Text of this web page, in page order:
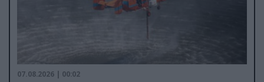
07.08.2026 | 00:02